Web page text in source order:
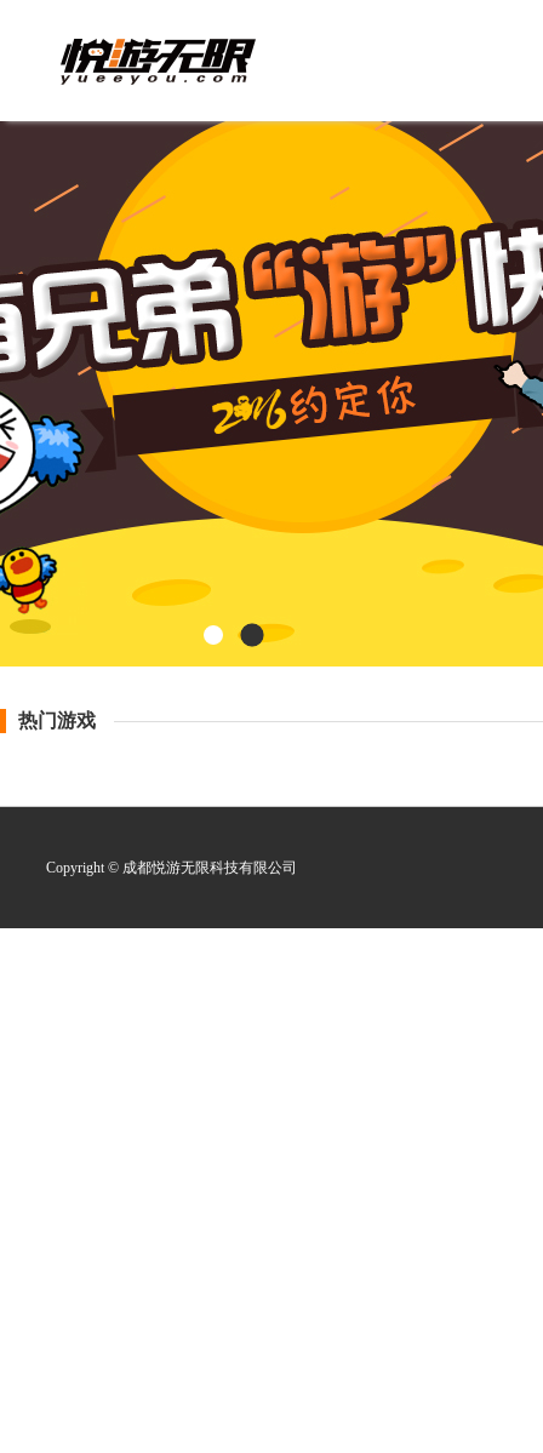
热门游戏
Copyright © 成都悦游无限科技有限公司
网络文化经营许可证：蜀网